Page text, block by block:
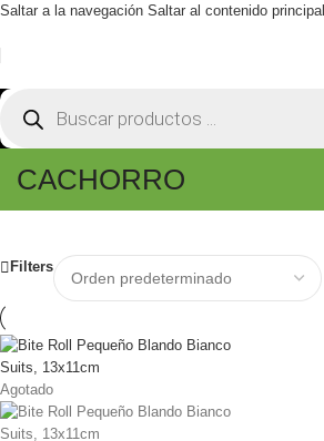
Saltar a la navegación Saltar al contenido principal
CACHORRO
Filters
Agotado